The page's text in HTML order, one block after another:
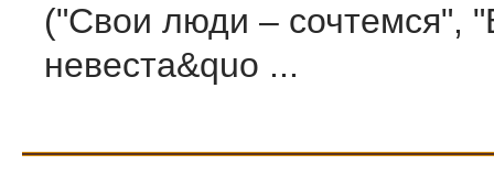
("Свои люди – сочтемся",
невеста&quo ...